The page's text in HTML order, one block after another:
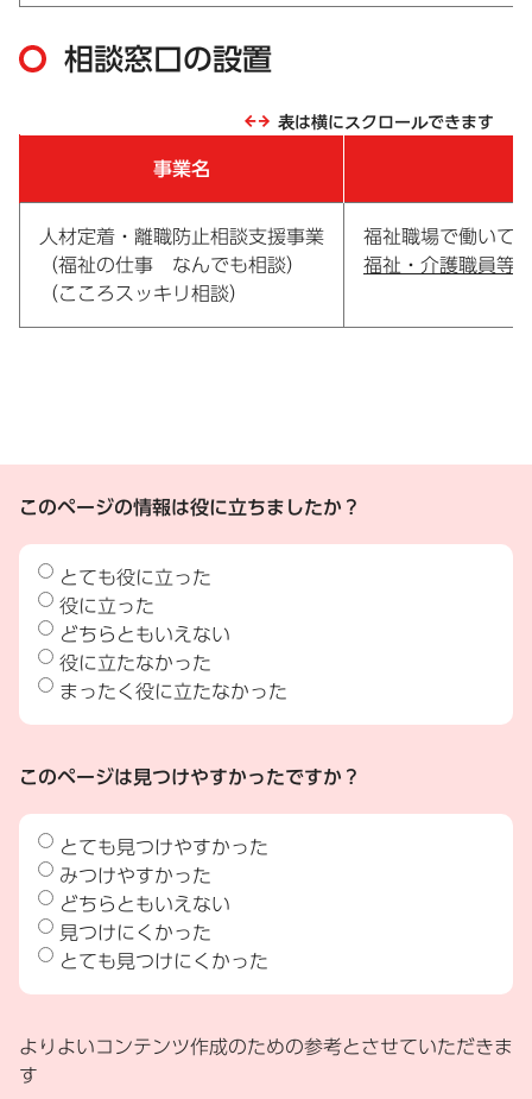
相談窓口の設置
表は横にスクロールできます
事業名
人材定着・離職防止相談支援事業
（福祉の仕事 なんでも相談）
（こころスッキリ相談）
福祉職場で働いて
福祉・介護職員等
このページの情報は役に立ちましたか？
とても役に立った
役に立った
どちらともいえない
役に立たなかった
まったく役に立たなかった
このページは見つけやすかったですか？
とても見つけやすかった
みつけやすかった
どちらともいえない
見つけにくかった
とても見つけにくかった
よりよいコンテンツ作成のための参考とさせていただきま
す